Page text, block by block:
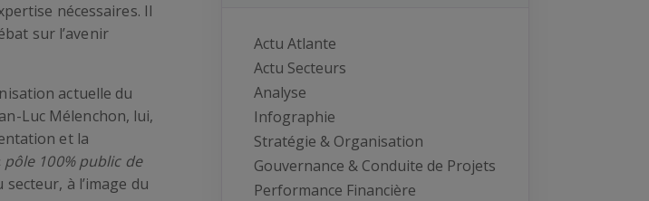
nécessaires. Il
sur l’avenir
actuelle du
Luc Mélenchon, lui,
et la
pôle 100% public de
à l’image du
Actu Atlante
Actu Secteurs
Analyse
Infographie
Stratégie & Organisation
Gouvernance & Conduite de Projets
Performance Financière